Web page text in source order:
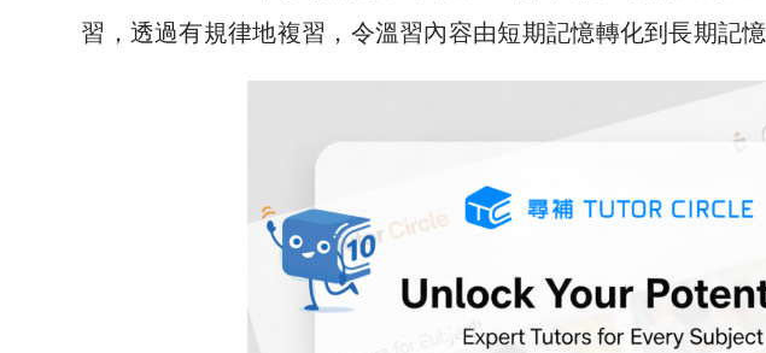
習，透過有規律地複習，令溫習內容由短期記憶轉化到長期記憶